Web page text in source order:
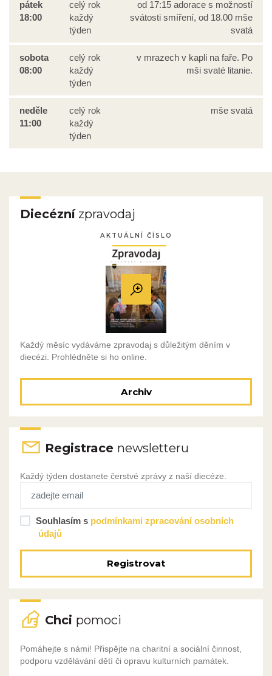
pátek
18:00
celý rok
každý
týden
od 17:15 adorace s možností
svátosti smíření, od 18.00 mše
svatá
sobota
08:00
celý rok
každý
týden
v mrazech v kapli na faře. Po
mši svaté litanie.
neděle
11:00
celý rok
každý
týden
mše svatá
Diecéznízpravodaj
AKTUÁLNÍ ČÍSLO
Každý měsíc vydáváme zpravodaj s důležitým děním v
diecézi. Prohlédněte si ho online.
Archiv
Registrace newsletteru
Každý týden dostanete čerstvé zprávy z naší diecéze.
Souhlasím s podmínkami zpracování osobních
údajů
Registrovat
Chci pomoci
Pomáhejte s námi! Přispějte na charitní a sociální činnost,
podporu vzdělávání dětí či opravu kulturních památek.